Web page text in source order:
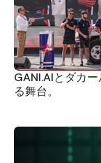
GANI.AIとダカ
る舞台。